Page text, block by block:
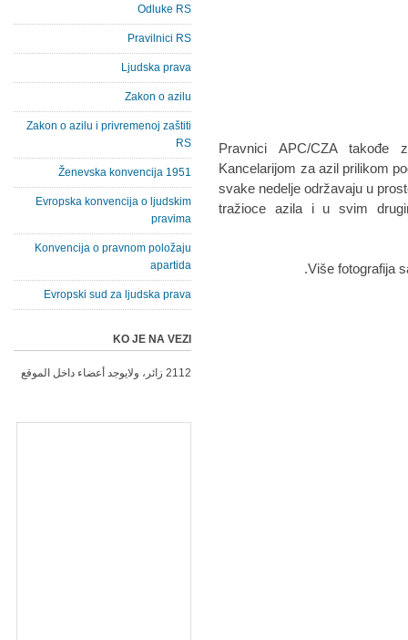
Pravnici APC/CZA takođe
Kancelarijom za azil prilikom
svake nedelje održavaju u
tražioce azila i u svim
Više fotografija
.
Odluke RS
Pravilnici RS
Ljudska prava
Zakon o azilu
Zakon o azilu i privremenoj zaštiti
RS
Ženevska konvencija 1951
Evropska konvencija o ljudskim
pravima
Konvencija o pravnom položaju
apartida
Evropski sud za ljudska prava
KO JE NA VEZI
2112 زائر، ولايوجد أعضاء داخل الموقع